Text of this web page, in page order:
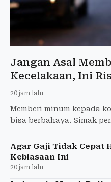
Jangan Asal
Kecelakaan, Ini
20 jam lalu
Memberi minum kepada
bisa berbahaya. Simak
penanganan darurat.
Agar Gaji Tidak Cepat
Kebiasaan Ini
20 jam lalu